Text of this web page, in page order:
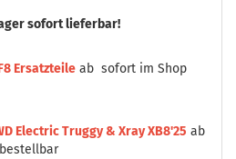
sofort lieferbar!
Ersatzteile ab sofort im Shop
Electric Truggy & Xray XB8'25 ab